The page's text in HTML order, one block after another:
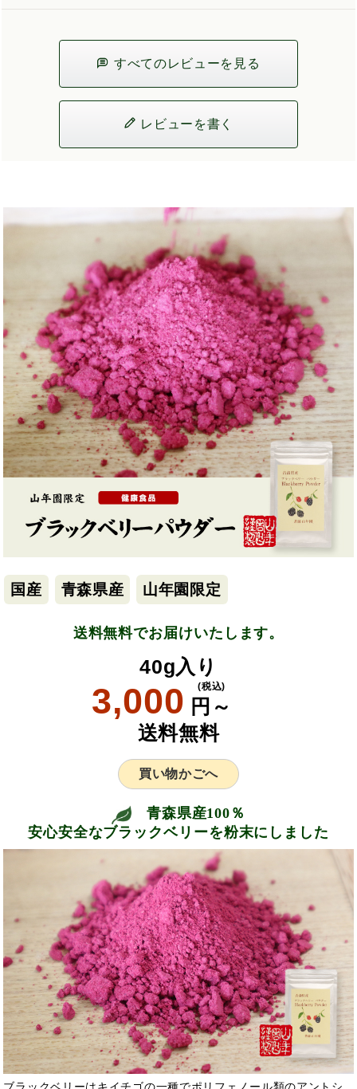
すべてのレビューを見る
レビューを書く
国産 青森県産 山年園限定
送料無料でお届けいたします。
40g入り
3,000 円～
(税込)
送料無料
買い物かごへ
青森県産100％
安心安全なブラックベリーを粉末にしました
ブラックベリーはキイチゴの一種でポリフェノール類のアントシ